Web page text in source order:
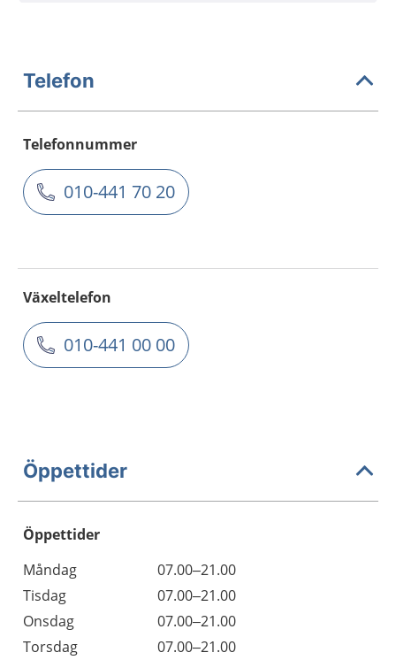
Telefon
Telefonnummer
010-441 70 20
Växeltelefon
010-441 00 00
Öppettider
Öppettider
Dag
Öppettider
Kommentarer
Måndag
07.00–21.00
Tisdag
07.00–21.00
Onsdag
07.00–21.00
Torsdag
07.00–21.00